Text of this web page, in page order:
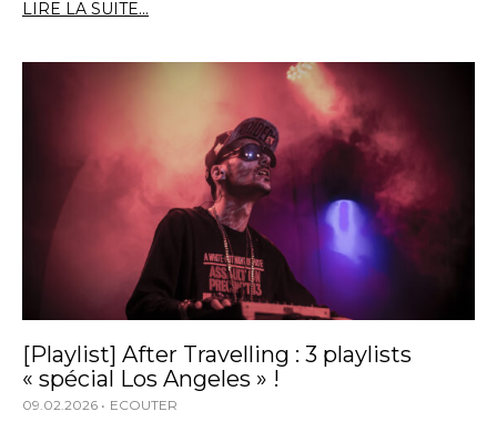
LIRE LA SUITE...
[Playlist] After Travelling : 3 playlists
« spécial Los Angeles » !
09.02.2026 ECOUTER